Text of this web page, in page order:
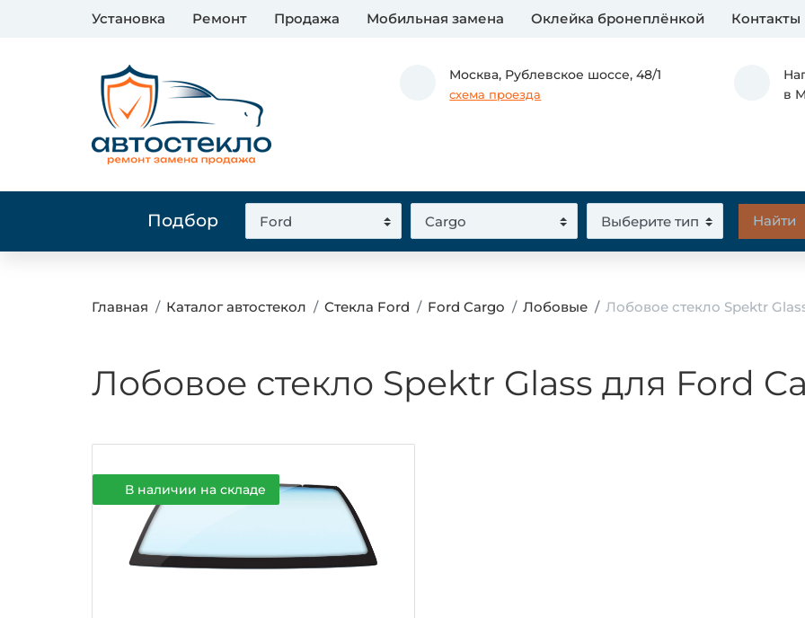
Установка Ремонт Продажа Мобильная замена Оклейка бронеплёнкой Контакты
Москва, Рублевское шоссе, 48/1
схема проезда
в
Подбор
Главная Каталог автостекол Стекла Ford Ford Cargo Лобовые Лобовое стекло Spektr
Лобовое стекло Spektr Glass для Ford
В наличии на складе